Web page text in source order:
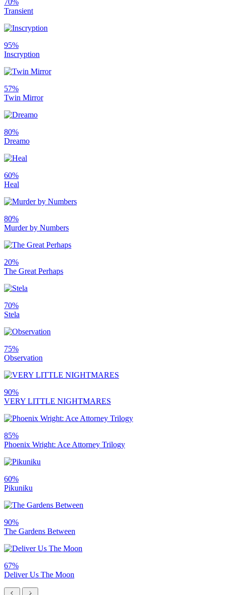
70%
Transient
95%
Inscryption
57%
Twin Mirror
80%
Dreamo
60%
Heal
80%
Murder by Numbers
20%
The Great Perhaps
70%
Stela
75%
Observation
90%
VERY LITTLE NIGHTMARES
85%
Phoenix Wright: Ace Attorney Trilogy
60%
Pikuniku
90%
The Gardens Between
67%
Deliver Us The Moon